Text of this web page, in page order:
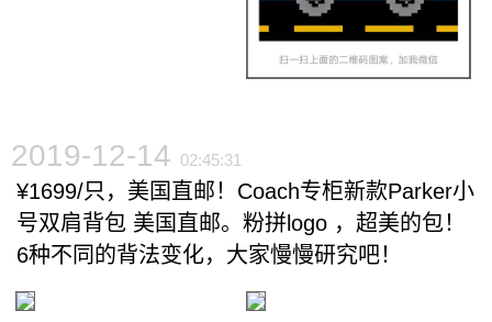
2019-12-14 02:45:31
¥1699/只，美国直邮！Coach专柜新款Parker小
号双肩背包 美国直邮。粉拼logo ，超美的包！
6种不同的背法变化，大家慢慢研究吧！